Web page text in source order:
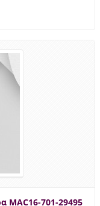
MAC16-701-29495